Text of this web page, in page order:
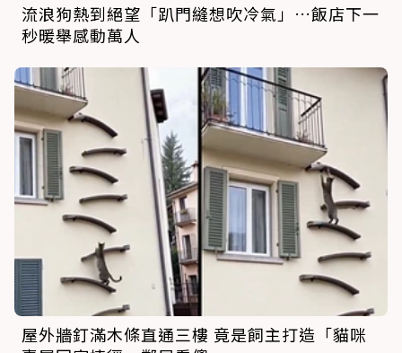
流浪狗熱到絕望「趴門縫想吹冷氣」…飯店下一
秒暖舉感動萬人
屋外牆釘滿木條直通三樓 竟是飼主打造「貓咪